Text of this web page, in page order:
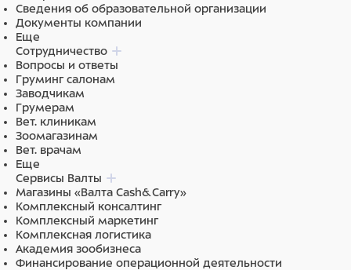
Сведения об образовательной организации
Документы компании
Еще
Сотрудничество
Вопросы и ответы
Груминг салонам
Заводчикам
Грумерам
Вет. клиникам
Зоомагазинам
Вет. врачам
Еще
Сервисы Валты
Магазины «Валта Cash&Carry»
Комплексный консалтинг
Комплексный маркетинг
Комплексная логистика
Академия зообизнеса
Финансирование операционной деятельности